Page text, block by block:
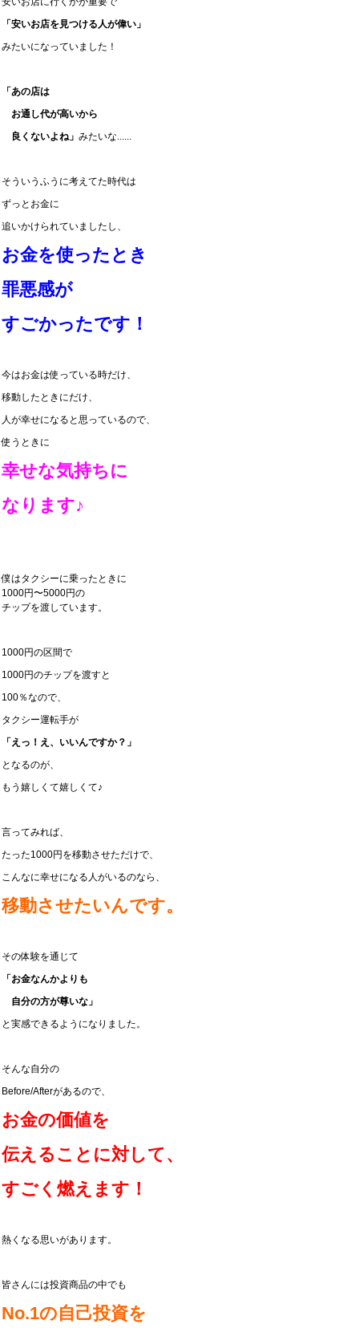
「安いお店を見つける人が偉い」
みたいになっていました！
「あの店は
お通し代が高いから
良くないよね」 みたいな......
そういうふうに考えてた時代は
ずっとお金に
追いかけられていましたし、
お金を使ったとき
罪悪感が
すごかったです！
今はお金は使っている時だけ、
移動したときにだけ、
人が幸せになると思っているので、
使うときに
幸せな気持ちに
なります♪
僕はタクシーに乗ったときに
1000円〜5000円の
チップを渡しています。
1000円の区間で
1000円のチップを渡すと
100％なので、
タクシー運転手が
「えっ！え、いいんですか？」
となるのが、
もう嬉しくて嬉しくて♪
言ってみれば、
たった1000円を移動させただけで、
こんなに幸せになる人がいるのなら、
移動させたいんです。
その体験を通じて
「お金なんかよりも
自分の方が尊いな」
と実感できるようになりました。
そんな自分の
Before/Afterがあるので、
お金の価値を
伝えることに対して、
すごく燃えます！
熱くなる思いがあります。
皆さんには投資商品の中でも
No.1の自己投資を